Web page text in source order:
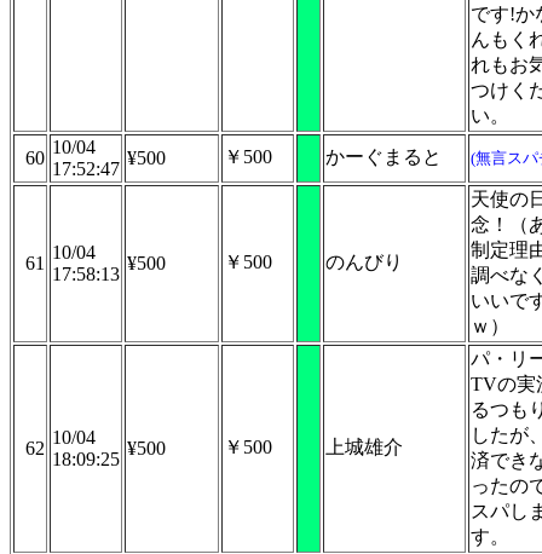
です!か
んもく
れもお
つけく
い。
60
10/04
17:52:47
¥500 ￥500 かーぐまると (無言スパ
61
10/04
17:58:13
¥500 ￥500 のんびり
天使の
念！（
制定理
調べな
いいで
ｗ）
62
10/04
18:09:25
¥500 ￥500 上城雄介
パ・リ
TVの実
るつも
したが
済でき
ったの
スパし
す。